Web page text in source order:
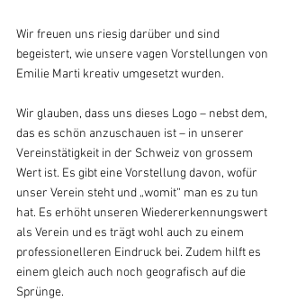
Wir freuen uns riesig darüber und sind
begeistert, wie unsere vagen Vorstellungen von
Emilie Marti kreativ umgesetzt wurden.
Wir glauben, dass uns dieses Logo – nebst dem,
das es schön anzuschauen ist – in unserer
Vereinstätigkeit in der Schweiz von grossem
Wert ist. Es gibt eine Vorstellung davon, wofür
unser Verein steht und „womit“ man es zu tun
hat. Es erhöht unseren Wiedererkennungswert
als Verein und es trägt wohl auch zu einem
professionelleren Eindruck bei. Zudem hilft es
einem gleich auch noch geografisch auf die
Sprünge.